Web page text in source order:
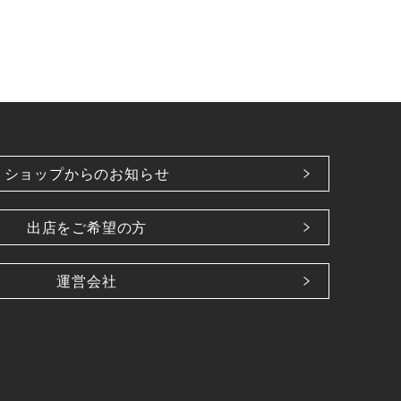
ショップからのお知らせ
出店をご希望の方
運営会社